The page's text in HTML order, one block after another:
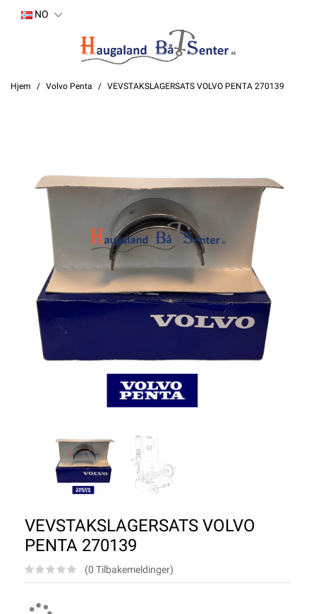
NO
Hjem Volvo Penta VEVSTAKSLAGERSATS VOLVO PENTA 270139
VEVSTAKSLAGERSATS VOLVO
PENTA 270139
(0 Tilbakemeldinger)